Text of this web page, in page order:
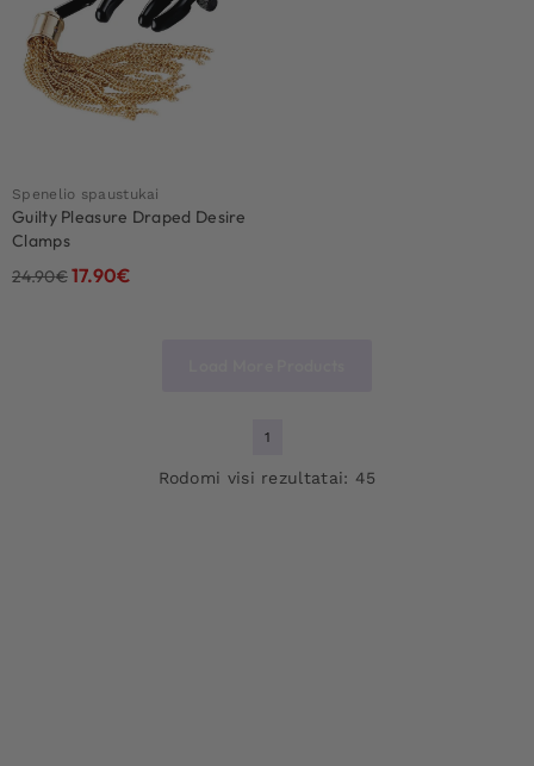
Spenelio spaustukai
Guilty Pleasure Draped Desire
Clamps
24.90€17.90€
1
Rodomi visi rezultatai: 45